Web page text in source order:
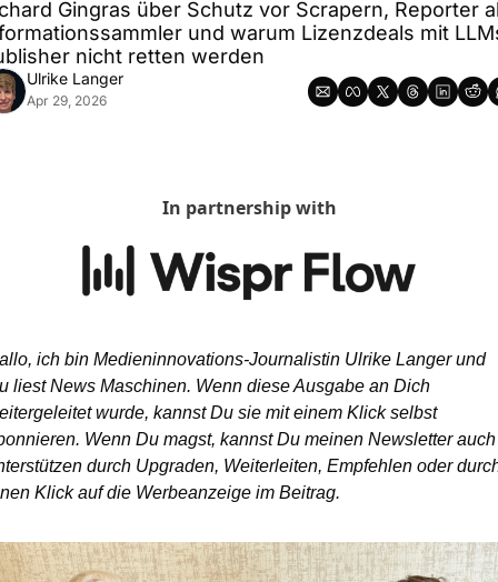
Gingras über Schutz vor Scrapern, Reporter
und warum Lizenzdeals mit
nicht retten werden
Ulrike Langer
Apr 29, 2026
In partnership with
ich bin Medieninnovations-Journalistin Ulrike Langer und
liest News Maschinen. Wenn diese Ausgabe an Dich
wurde, kannst Du sie mit einem Klick selbst
Wenn Du magst, kannst Du meinen Newsletter auch
durch Upgraden, Weiterleiten, Empfehlen oder
Klick auf die Werbeanzeige im Beitrag.